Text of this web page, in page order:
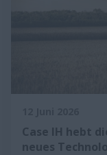
Case IH hebt
neues